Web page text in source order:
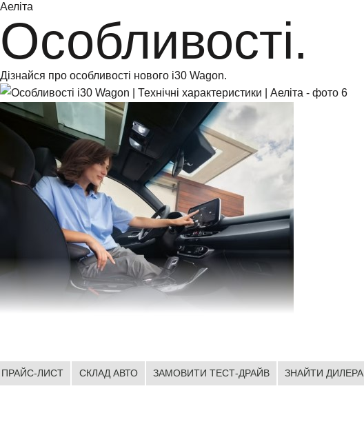
Аеліта
Особливості.
Дізнайся про особливості нового i30 Wagon.
ПРАЙС-ЛИСТ СКЛАД АВТО ЗАМОВИТИ ТЕСТ-ДРАЙВ ЗНАЙТИ ДИЛЕРА